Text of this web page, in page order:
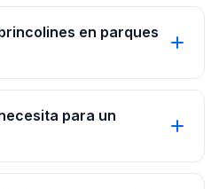
en parques
para un